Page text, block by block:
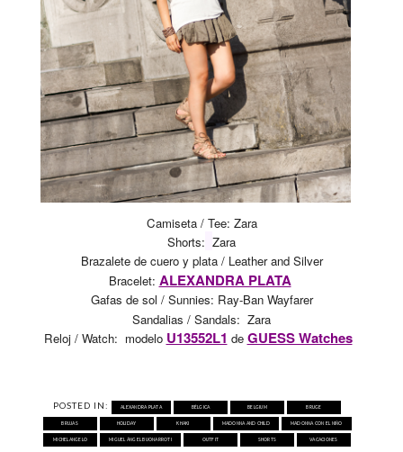
Camiseta / Tee: Zara
Shorts: Zara
Brazalete de cuero y plata / Leather and Silver
Bracelet: ALEXANDRA PLATA
Gafas de sol / Sunnies: Ray-Ban Wayfarer
Sandalias / Sandals: Zara
Reloj / Watch: modelo U13552L1 de GUESS Watches
POSTED IN: ALEXANDRA PLATA BÉLGICA BELGIUM BRUGE
BRUJAS HOLIDAY KHAKI MADONNA AND CHILD MADONNA CON EL NIÑO
MICHELANGELO MIGUEL ÁNGEL BUONARROTI OUTFIT SHORTS VACACIONES